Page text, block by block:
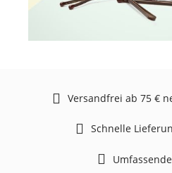
Versandfrei ab 75 €
Schnelle